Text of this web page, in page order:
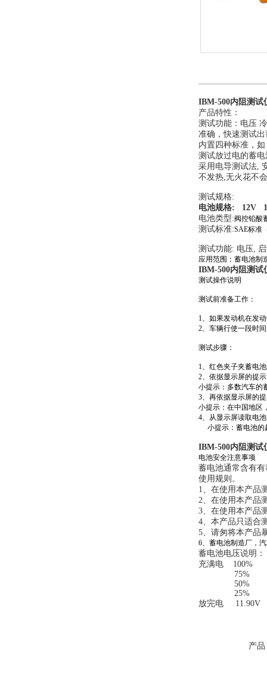
IBM-500内阻测试
产品特性：
测试功能：电压
准确，快速测试
内置四种标准，
测试放过电的蓄
采用电导测试法,
不发热,无火花不
测试规格:
电池规格: 12V
电池类型:阀控铅酸
测试标准:SAE标准
测试功能: 电压,
应用范围：蓄电池制
IBM-500内阻测试
测试操作说明
测试前准备工作：
1、如果发动机在发
2、车辆行使一段时
测试步骤：
1、红色夹子夹蓄电
2、依据显示屏的提
小提示：多数汽车的
3、再依据显示屏的
小提示：在中国地区
4、从显示屏读取电
小提示：蓄电池的
IBM-500内阻测试
电池安全注意事项
蓄电池通常含有
使用规则。
1、在使用本产品
2、在使用本产品
3、在使用本
4、本产品只适合
5、请匆将本产品
6、蓄电池制造厂，
蓄电池电压说明：
充满电 100%
75%
50%
25%
放完电 11.90V
产品